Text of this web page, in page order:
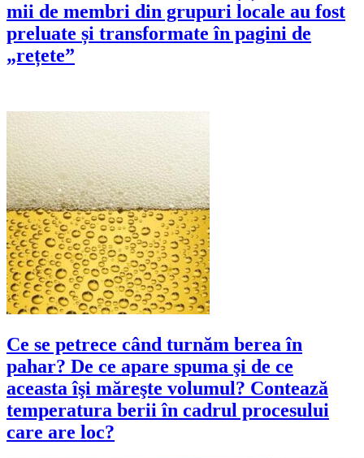
mii de membri din grupuri locale au fost
preluate și transformate în pagini de
„rețete”
Ce se petrece când turnăm berea în
pahar? De ce apare spuma şi de ce
aceasta îşi măreşte volumul? Contează
temperatura berii în cadrul procesului
care are loc?